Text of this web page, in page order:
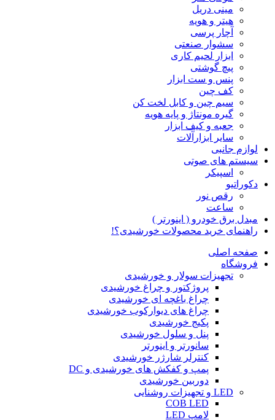
مینی دریل
هیتر و هویه
آچار پرسی
سشوار صنعتی
ابزار لحیم کاری
پیچ گوشتی
پنس و ست ابزار
کف چین
سیم چین و کابل لخت کن
گیره مونتاژ و پایه هویه
جعبه و کیف ابزار
سایر ابزارآلات
لوازم جانبی
سیستم های صوتی
اسپیکر
دکوراتیو
رقص نور
ساعت
مبدل برق خودرو ( اینورتر )
راهنمای خرید محصولات خورشیدی؟!
صفحه اصلی
فروشگاه
تجهیزات سولار و خورشیدی
پروژکتور و چراغ خورشیدی
چراغ باغچه ای خورشیدی
چراغ های دیوارکوب خورشیدی
پکیج خورشیدی
پنل و سلول خورشیدی
سانورتر و اینورتر
کنترلر شارژر خورشیدی
پمپ و کفکش های خورشیدی و DC
دوربین خورشیدی
LED و تجهیزات روشنایی
COB LED
لامپ LED